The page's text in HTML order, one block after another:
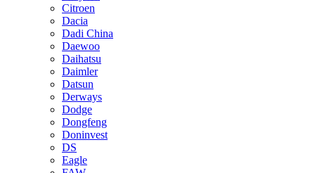
Citroen
Dacia
Dadi China
Daewoo
Daihatsu
Daimler
Datsun
Derways
Dodge
Dongfeng
Doninvest
DS
Eagle